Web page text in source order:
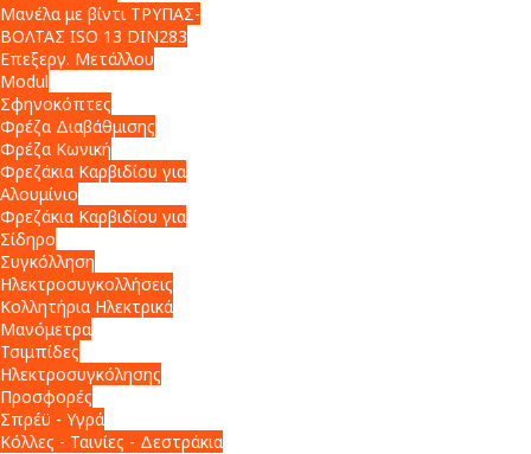
Μανέλα με βίντι ΤΡΥΠΑΣ-
ΒΟΛΤΑΣ ISO 13 DIN283
Επεξεργ. Μετάλλου
Modul
Σφηνοκόπτες
Φρέζα Διαβάθμισης
Φρέζα Κωνική
Φρεζάκια Καρβιδίου για
Αλουμίνιο
Φρεζάκια Καρβιδίου για
Σίδηρο
Συγκόλληση
Ηλεκτροσυγκολλήσεις
Κολλητήρια Ηλεκτρικά
Μανόμετρα
Τσιμπίδες
Ηλεκτροσυγκόλησης
Προσφορές
Σπρέϋ - Υγρά
Κόλλες - Ταινίες - Δεστράκια